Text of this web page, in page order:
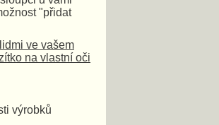
"přidat
ve vašem
na vlastní oči
výrobků